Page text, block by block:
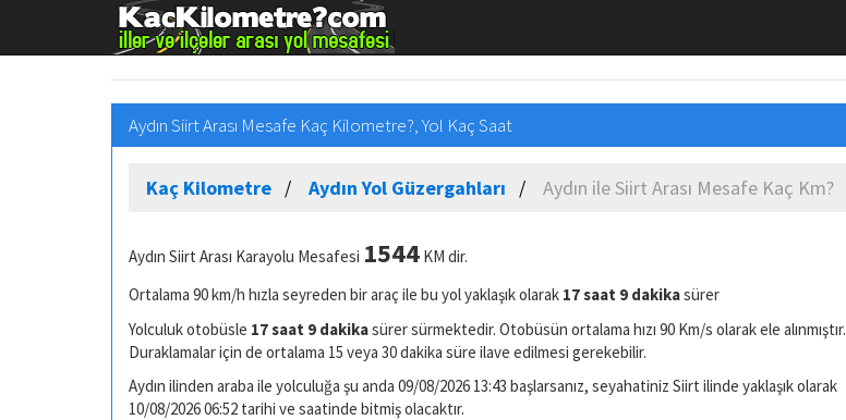
Aydın Siirt Arası Mesafe Kaç Kilometre?, Yol Kaç Saat
Kaç Kilometre Aydın Yol Güzergahları Aydın ile Siirt Arası Mesafe Kaç Km?
Aydın Siirt Arası Karayolu Mesafesi 1544 KM dir.
Ortalama 90 km/h hızla seyreden bir araç ile bu yol yaklaşık olarak 17 saat 9 dakikasürer
Yolculuk otobüsle 17 saat 9 dakikasürer sürmektedir. Otobüsün ortalama hızı 90 Km/s olarak ele alınmıştır.
Duraklamalar için de ortalama 15 veya 30 dakika süre ilave edilmesi gerekebilir.
Aydın ilinden araba ile yolculuğa şu anda 09/08/2026 13:43 başlarsanız, seyahatiniz Siirt ilinde yaklaşık olarak
10/08/2026 06:52 tarihi ve saatinde bitmiş olacaktır.